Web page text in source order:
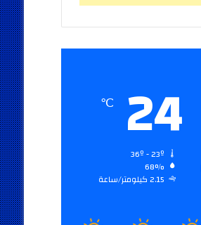
24
℃
68%
2.15 كيلومتر/ساعة